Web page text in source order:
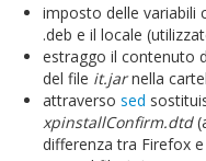
imposto delle variabili
.deb e il locale
estraggo il contenuto
del file it.jarnella
attraverso sed
xpinstallConfirm.dtd
differenza tra Firefox